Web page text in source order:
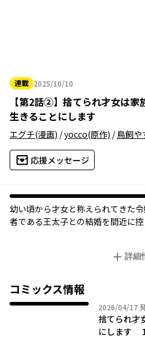
連載 2025/10/10
2025年10月10日
【第2話②】 捨てられ才女は家
生きることにします
エグチ(漫画) /yocco(原作) /鳥飼や
応援メッセージ
幼い頃から才女と称えられてきた
者である王太子との結婚を間近に
国を捨て隣国へ移住することに。
実は転生者であるアンネリーゼは
アイディアを生み出していく。
そして国内外へと広がっていくア
がした祖国は過ちの大きさを知
詳細
コミックス情報
2026/04/17
捨てられ才
にします